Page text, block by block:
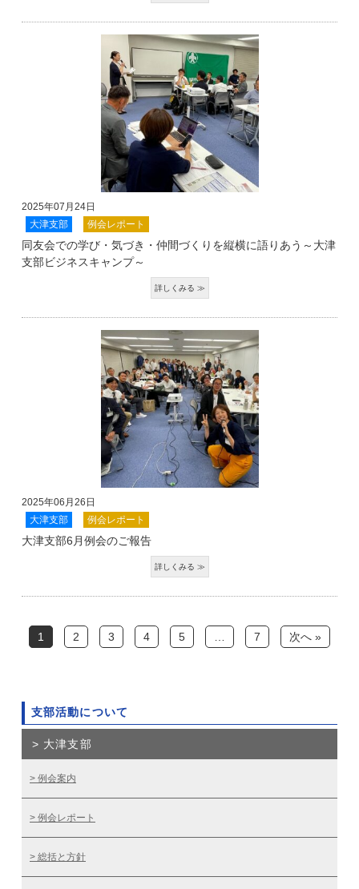
2025年07月24日
大津支部
例会レポート
同友会での学び・気づき・仲間づくりを縦横に語りあう～大津
支部ビジネスキャンプ～
2025年06月26日
大津支部
例会レポート
大津支部6月例会のご報告
1 2 3 4 5 7 次へ »
支部活動について
大津支部
例会案内
例会レポート
総括と方針